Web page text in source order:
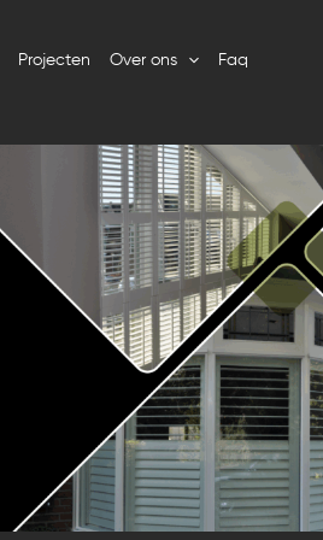
Projecten Over ons Faq